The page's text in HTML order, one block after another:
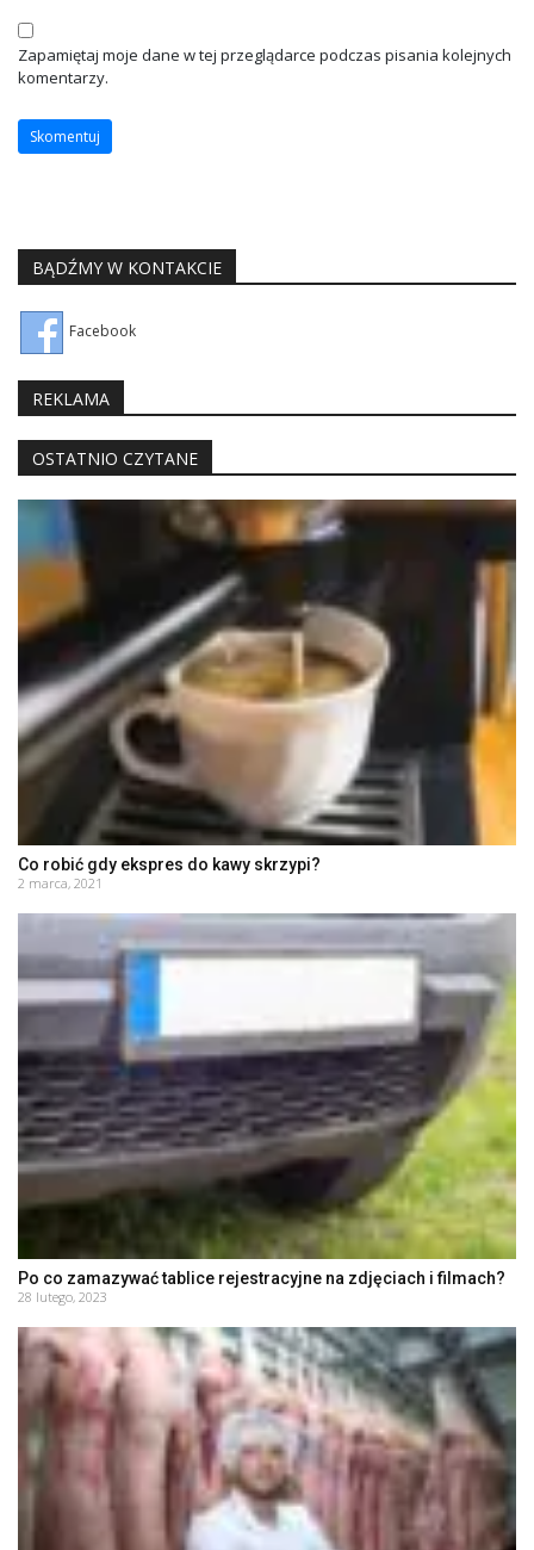
Zapamiętaj moje dane w tej przeglądarce podczas pisania kolejnych
komentarzy.
BĄDŹMY W KONTAKCIE
Facebook
REKLAMA
OSTATNIO CZYTANE
Co robić gdy ekspres do kawy skrzypi?
2 marca, 2021
Po co zamazywać tablice rejestracyjne na zdjęciach i filmach?
28 lutego, 2023